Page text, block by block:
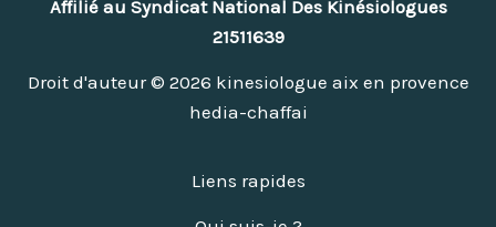
Affilié au Syndicat National Des Kinésiologues
21511639
Droit d'auteur © 2026 kinesiologue aix en provence
hedia-chaffai
Liens rapides